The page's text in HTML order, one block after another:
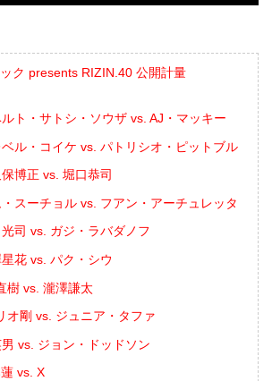
ク presents RIZIN.40 公開計量
ト・サトシ・ソウザ vs. AJ・マッキー
ル・コイケ vs. パトリシオ・ピットブル
博正 vs. 堀口恭司
スーチョル vs. フアン・アーチュレッタ
司 vs. ガジ・ラバダノフ
花 vs. パク・シウ
樹 vs. 瀧澤謙太
オ剛 vs. ジュニア・タファ
vs. ジョン・ドッドソン
vs. X